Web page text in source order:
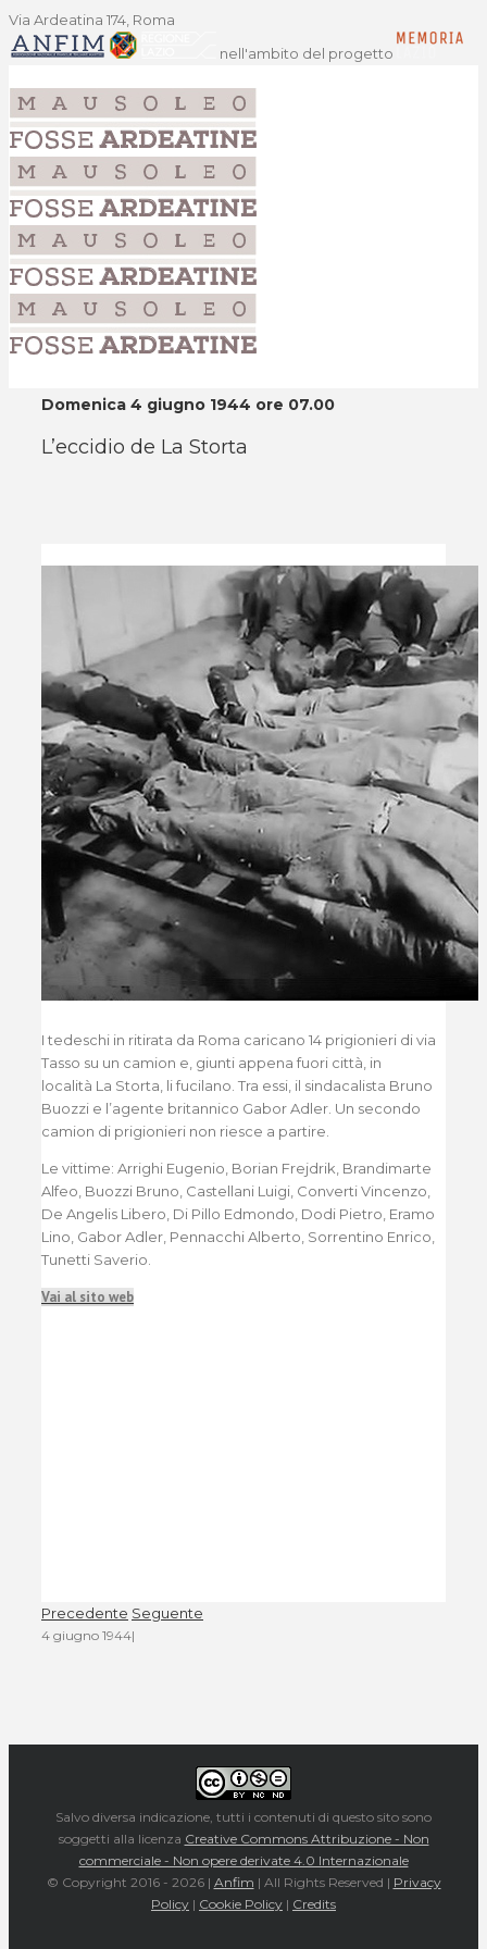
Via Ardeatina 174, Roma
nell'ambito del progetto
Domenica 4 giugno 1944 ore 07.00
L’eccidio de La Storta
I tedeschi in ritirata da Roma caricano 14 prigionieri di via
Tasso su un camion e, giunti appena fuori città, in
località La Storta, li fucilano. Tra essi, il sindacalista Bruno
Buozzi e l’agente britannico Gabor Adler. Un secondo
camion di prigionieri non riesce a partire.
Le vittime: Arrighi Eugenio, Borian Frejdrik, Brandimarte
Alfeo, Buozzi Bruno, Castellani Luigi, Converti Vincenzo,
De Angelis Libero, Di Pillo Edmondo, Dodi Pietro, Eramo
Lino, Gabor Adler, Pennacchi Alberto, Sorrentino Enrico,
Tunetti Saverio.
Vai al sito web
Precedente Seguente
4 giugno 1944|
Salvo diversa indicazione, tutti i contenuti di questo sito sono
soggetti alla licenza Creative Commons Attribuzione - Non
commerciale - Non opere derivate 4.0 Internazionale
© Copyright 2016 - 2026 | Anfim | All Rights Reserved | Privacy
Policy | Cookie Policy | Credits